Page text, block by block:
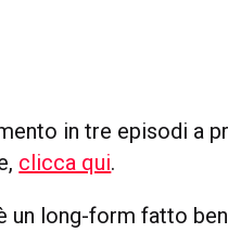
in tre episodi a
clicca qui.
un long-form fatto